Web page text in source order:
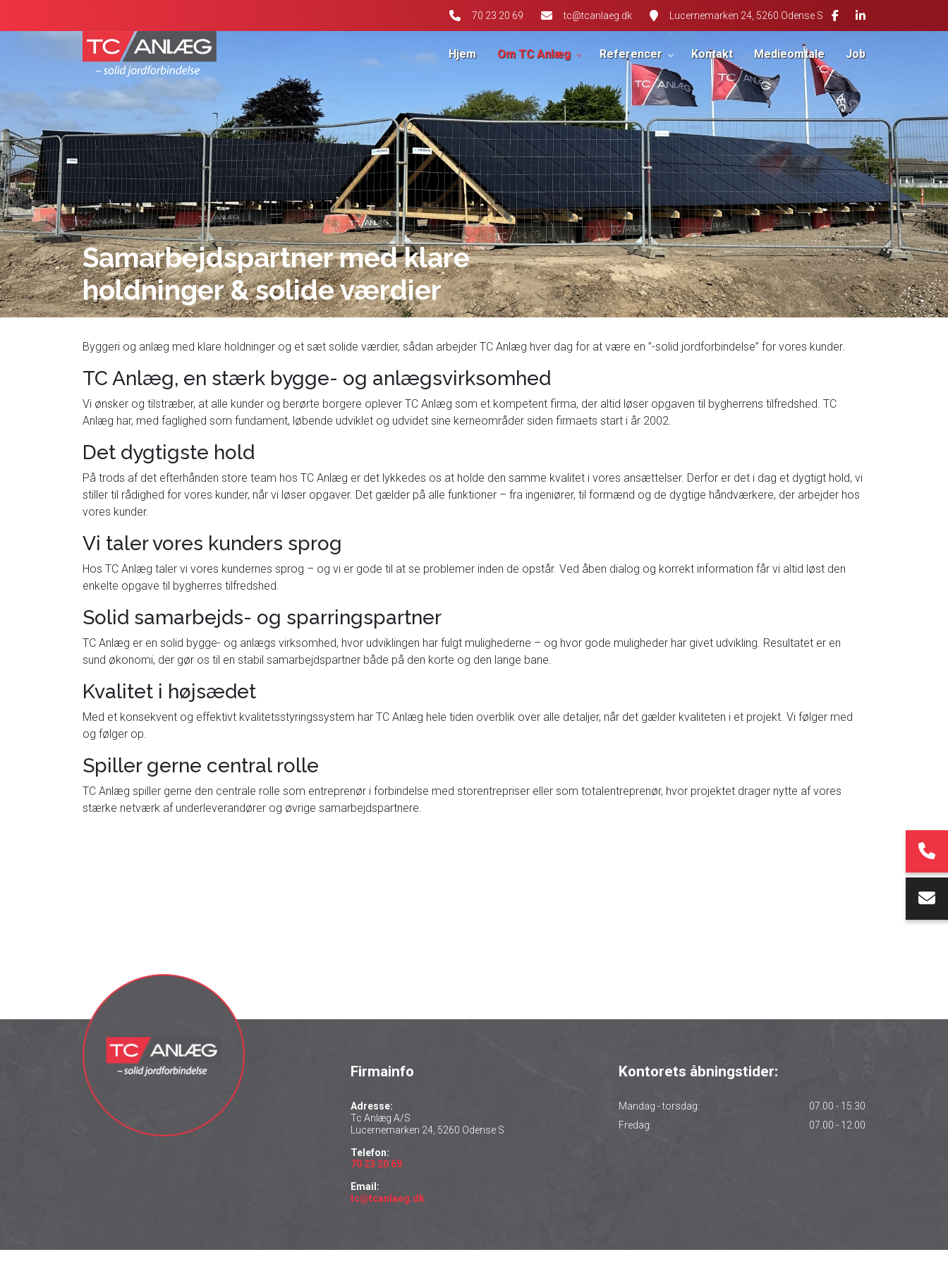
70 23 20 69 tc@tcanlaeg.dk Lucernemarken 24, 5260 Odense S
Hjem Om TC Anlæg Referencer Kontakt Medieomtale Job
Samarbejdspartner med klare
holdninger & solide værdier
Byggeri og anlæg med klare holdninger og et sæt solide værdier, sådan arbejder TC Anlæg hver dag for at være en ”-solid jordforbindelse” for vores kunder.
TC Anlæg, en stærk bygge- og anlægsvirksomhed
Vi ønsker og tilstræber, at alle kunder og berørte borgere oplever TC Anlæg som et kompetent firma, der altid løser opgaven til bygherrens tilfredshed. TC
Anlæg har, med faglighed som fundament, løbende udviklet og udvidet sine kerneområder siden firmaets start i år 2002.
Det dygtigste hold
På trods af det efterhånden store team hos TC Anlæg er det lykkedes os at holde den samme kvalitet i vores ansættelser. Derfor er det i dag et dygtigt hold, vi
stiller til rådighed for vores kunder, når vi løser opgaver. Det gælder på alle funktioner – fra ingeniører, til formænd og de dygtige håndværkere, der arbejder hos
vores kunder.
Vi taler vores kunders sprog
Hos TC Anlæg taler vi vores kundernes sprog – og vi er gode til at se problemer inden de opstår. Ved åben dialog og korrekt information får vi altid løst den
enkelte opgave til bygherres tilfredshed.
Solid samarbejds- og sparringspartner
TC Anlæg er en solid bygge- og anlægs virksomhed, hvor udviklingen har fulgt mulighederne – og hvor gode muligheder har givet udvikling. Resultatet er en
sund økonomi, der gør os til en stabil samarbejdspartner både på den korte og den lange bane.
Kvalitet i højsædet
Med et konsekvent og effektivt kvalitetsstyringssystem har TC Anlæg hele tiden overblik over alle detaljer, når det gælder kvaliteten i et projekt. Vi følger med
og følger op.
Spiller gerne central rolle
TC Anlæg spiller gerne den centrale rolle som entreprenør i forbindelse med storentrepriser eller som totalentreprenør, hvor projektet drager nytte af vores
stærke netværk af underleverandører og øvrige samarbejdspartnere.
Firmainfo
Adresse:
Tc Anlæg A/S
Lucernemarken 24, 5260 Odense S
Telefon:
70 23 20 69
Email:
tc@tcanlaeg.dk
Kontorets åbningstider:
Mandag - torsdag:
07.00 - 15.30
Fredag:
07.00 - 12.00